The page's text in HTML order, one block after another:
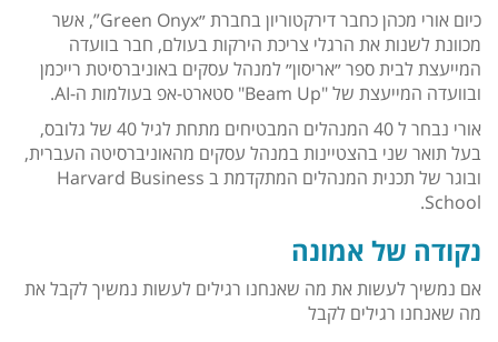
כיום אורי מכהן כחבר דירקטוריון בחברת ״Green Onyx”, אשר
מכוונת לשנות את הרגלי צריכת הירקות בעולם, חבר בוועדה
המייעצת לבית ספר ״אריסון״ למנהל עסקים באוניברסיטת רייכמן
ובוועדה המייעצת של "Beam Up" סטארט-אפ בעולמות ה-AI.
אורי נבחר ל 40 המנהלים המבטיחים מתחת לגיל 40 של גלובס,
בעל תואר שני בהצטיינות במנהל עסקים מהאוניברסיטה העברית,
ובוגר של תכנית המנהלים המתקדמת ב Harvard Business
School.
נקודה של אמונה
אם נמשיך לעשות את מה שאנחנו רגילים לעשות נמשיך לקבל את
מה שאנחנו רגילים לקבל